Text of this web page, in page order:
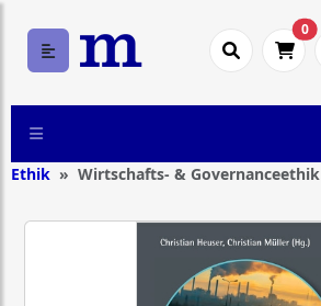
0
Ethik Wirtschafts- & Governanceethik